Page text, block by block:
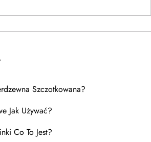
Szczotkowana?
Jak Używać?
Co To Jest?